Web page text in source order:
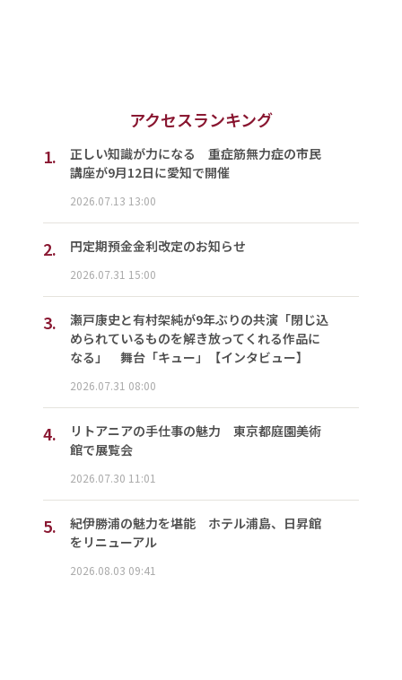
アクセスランキング
1.
正しい知識が力になる 重症筋無力症の市民
講座が9月12日に愛知で開催
2026.07.13 13:00
2. 円定期預金金利改定のお知らせ
2026.07.31 15:00
3.
瀬戸康史と有村架純が9年ぶりの共演「閉じ込
められているものを解き放ってくれる作品に
なる」 舞台「キュー」【インタビュー】
2026.07.31 08:00
4.
リトアニアの手仕事の魅力 東京都庭園美術
館で展覧会
2026.07.30 11:01
5.
紀伊勝浦の魅力を堪能 ホテル浦島、日昇館
をリニューアル
2026.08.03 09:41